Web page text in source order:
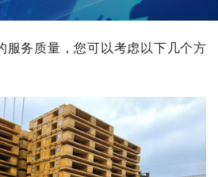
服务质量，您可以考虑以下几个方